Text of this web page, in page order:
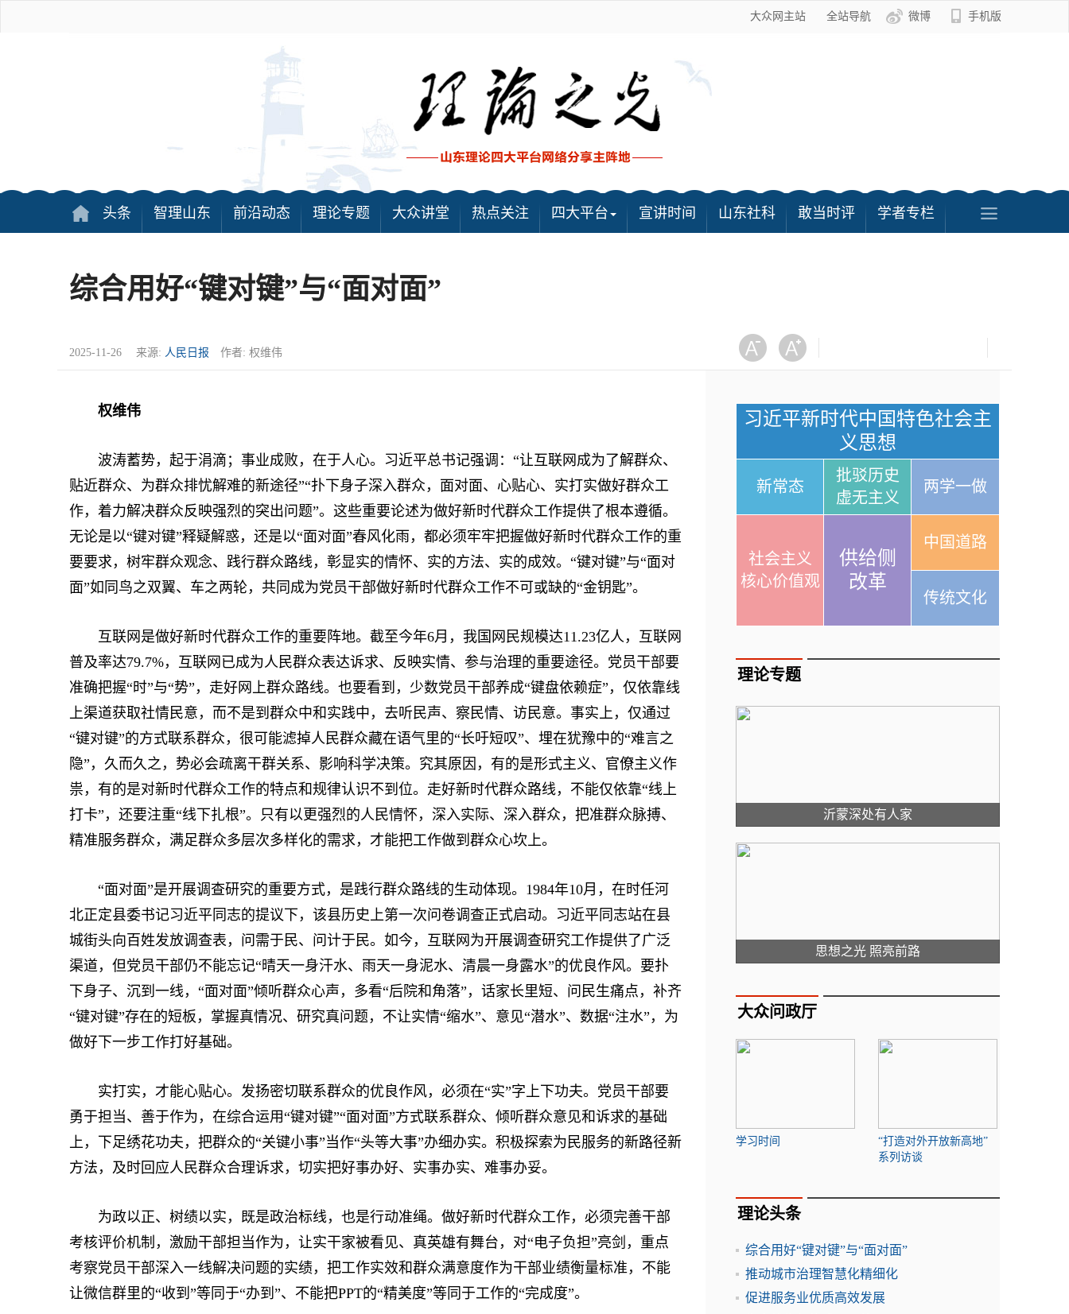
大众网主站 全站导航 微博 手机版
头条 智理山东 前沿动态 理论专题 大众讲堂 热点关注 四大平台 宣讲时间 山东社科 敢当时评 学者专栏
综合用好“键对键”与“面对面”
2025-11-26 来源: 人民日报 作者: 权维伟
权维伟
波涛蓄势，起于涓滴；事业成败，在于人心。习近平总书记强调：“让互联网成为了解群众、
贴近群众、为群众排忧解难的新途径”“扑下身子深入群众，面对面、心贴心、实打实做好群众工
作，着力解决群众反映强烈的突出问题”。这些重要论述为做好新时代群众工作提供了根本遵循。
无论是以“键对键”释疑解惑，还是以“面对面”春风化雨，都必须牢牢把握做好新时代群众工作的重
要要求，树牢群众观念、践行群众路线，彰显实的情怀、实的方法、实的成效。“键对键”与“面对
面”如同鸟之双翼、车之两轮，共同成为党员干部做好新时代群众工作不可或缺的“金钥匙”。
互联网是做好新时代群众工作的重要阵地。截至今年6月，我国网民规模达11.23亿人，互联网
普及率达79.7%，互联网已成为人民群众表达诉求、反映实情、参与治理的重要途径。党员干部要
准确把握“时”与“势”，走好网上群众路线。也要看到，少数党员干部养成“键盘依赖症”，仅依靠线
上渠道获取社情民意，而不是到群众中和实践中，去听民声、察民情、访民意。事实上，仅通过
“键对键”的方式联系群众，很可能滤掉人民群众藏在语气里的“长吁短叹”、埋在犹豫中的“难言之
隐”，久而久之，势必会疏离干群关系、影响科学决策。究其原因，有的是形式主义、官僚主义作
祟，有的是对新时代群众工作的特点和规律认识不到位。走好新时代群众路线，不能仅依靠“线上
打卡”，还要注重“线下扎根”。只有以更强烈的人民情怀，深入实际、深入群众，把准群众脉搏、
精准服务群众，满足群众多层次多样化的需求，才能把工作做到群众心坎上。
“面对面”是开展调查研究的重要方式，是践行群众路线的生动体现。1984年10月，在时任河
北正定县委书记习近平同志的提议下，该县历史上第一次问卷调查正式启动。习近平同志站在县
城街头向百姓发放调查表，问需于民、问计于民。如今，互联网为开展调查研究工作提供了广泛
渠道，但党员干部仍不能忘记“晴天一身汗水、雨天一身泥水、清晨一身露水”的优良作风。要扑
下身子、沉到一线，“面对面”倾听群众心声，多看“后院和角落”，话家长里短、问民生痛点，补齐
“键对键”存在的短板，掌握真情况、研究真问题，不让实情“缩水”、意见“潜水”、数据“注水”，为
做好下一步工作打好基础。
实打实，才能心贴心。发扬密切联系群众的优良作风，必须在“实”字上下功夫。党员干部要
勇于担当、善于作为，在综合运用“键对键”“面对面”方式联系群众、倾听群众意见和诉求的基础
上，下足绣花功夫，把群众的“关键小事”当作“头等大事”办细办实。积极探索为民服务的新路径新
方法，及时回应人民群众合理诉求，切实把好事办好、实事办实、难事办妥。
为政以正、树绩以实，既是政治标线，也是行动准绳。做好新时代群众工作，必须完善干部
考核评价机制，激励干部担当作为，让实干家被看见、真英雄有舞台，对“电子负担”亮剑，重点
考察党员干部深入一线解决问题的实绩，把工作实效和群众满意度作为干部业绩衡量标准，不能
让微信群里的“收到”等同于“办到”、不能把PPT的“精美度”等同于工作的“完成度”。
习近平新时代中国特色社会主
义思想
新常态
批驳历史
虚无主义
两学一做
社会主义
核心价值观
供给侧
改革
中国道路
传统文化
理论专题
沂蒙深处有人家
思想之光 照亮前路
大众问政厅
学习时间
“打造对外开放新高地”
系列访谈
理论头条
综合用好“键对键”与“面对面”
推动城市治理智慧化精细化
促进服务业优质高效发展